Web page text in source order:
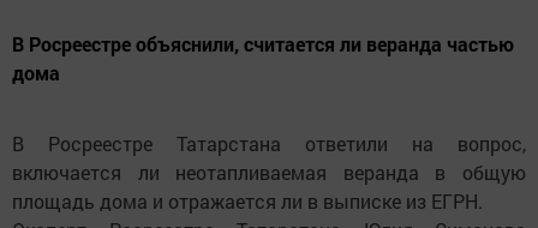
В Росреестре объяснили, считается ли веранда частью
дома
В Росреестре Татарстана ответили на вопрос,
включается ли неотапливаемая веранда в общую
площадь дома и отражается ли в выписке из ЕГРН.